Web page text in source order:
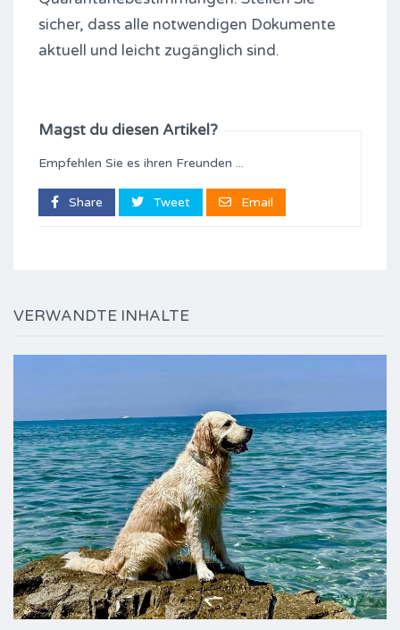
sicher, dass alle notwendigen Dokumente
aktuell und leicht zugänglich sind.
Magst du diesen Artikel?
Empfehlen Sie es ihren Freunden ...
Share Tweet Email
VERWANDTE INHALTE